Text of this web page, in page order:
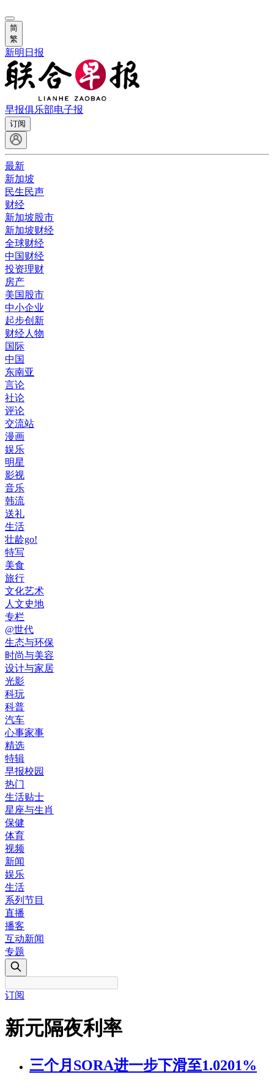
简
繁
新明日报
早报俱乐部电子报
订阅
最新
新加坡
民生民声
财经
新加坡股市
新加坡财经
全球财经
中国财经
投资理财
房产
美国股市
中小企业
起步创新
财经人物
国际
中国
东南亚
言论
社论
评论
交流站
漫画
娱乐
明星
影视
音乐
韩流
送礼
生活
壮龄go!
特写
美食
旅行
文化艺术
人文史地
专栏
@世代
生态与环保
时尚与美容
设计与家居
光影
科玩
科普
汽车
心事家事
精选
特辑
早报校园
热门
生活贴士
星座与生肖
保健
体育
视频
新闻
娱乐
生活
系列节目
直播
播客
互动新闻
专题
订阅
新元隔夜利率
三个月SORA进一步下滑至1.0201%